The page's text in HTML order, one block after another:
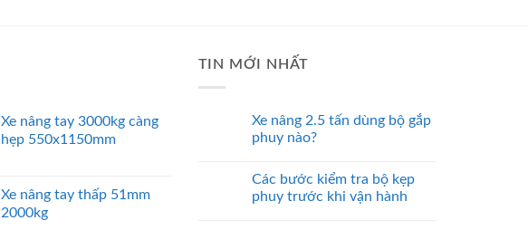
Xe nâng tay 3000kg càng
hẹp 550x1150mm
Xe nâng tay thấp 51mm
2000kg
TIN MỚI NHẤT
Xe nâng 2.5 tấn dùng bộ gắp
phuy nào?
Các bước kiểm tra bộ kẹp
phuy trước khi vận hành